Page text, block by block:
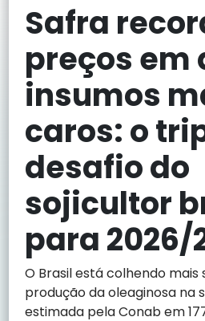
Safra
preços em
insumos
caros: o
desafio do
sojicultor
para 2026/
O Brasil está colhendo mais
produção da oleaginosa na
estimada pela Conab em